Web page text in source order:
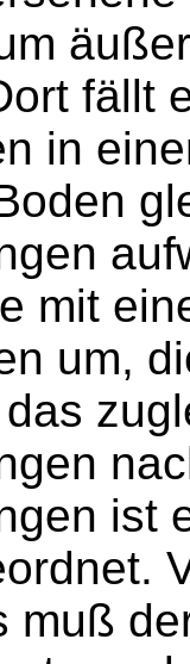
fällt
in
mit
um,
ist
muß